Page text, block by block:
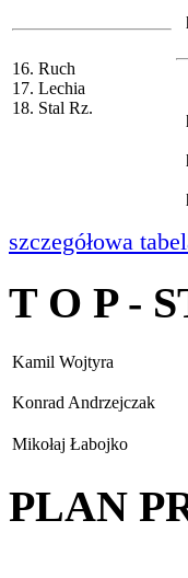
16. Ruch
17. Lechia
18. Stal Rz.
szczegółowa
T O P -
Kamil Wojtyra
Konrad Andrzejczak
Mikołaj Łabojko
PLAN